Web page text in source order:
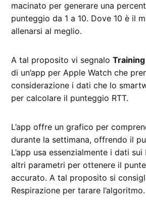
macinato per generare una
punteggio da 1 a 10. Dove 10 è il
allenarsi al meglio.
A tal proposito vi segnalo
di un’app per Apple Watch che
considerazione i dati che lo
per calcolare il punteggio RTT.
L’app offre un grafico per
durante la settimana, offrendo il
L’app usa essenzialmente i dati
altri parametri per ottenere il
accurato. A tal proposito si
Respirazione per tarare l’algoritmo.